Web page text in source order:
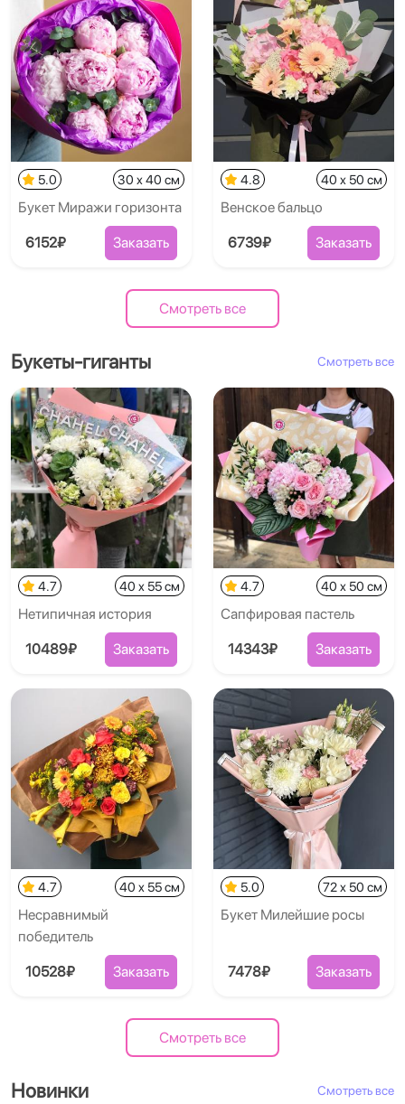
5.0 30 x 40 см
Букет Миражи горизонта
6152₽ Заказать
4.8 40 x 50 см
Венское бальцо
6739₽ Заказать
Смотреть все
Букеты-гиганты Смотреть все
4.7 40 x 55 см
Нетипичная история
10489₽ Заказать
4.7 40 x 50 см
Сапфировая пастель
14343₽ Заказать
4.7 40 x 55 см
Несравнимый
победитель
10528₽ Заказать
5.0 72 x 50 см
Букет Милейшие росы
7478₽ Заказать
Смотреть все
Новинки Смотреть все